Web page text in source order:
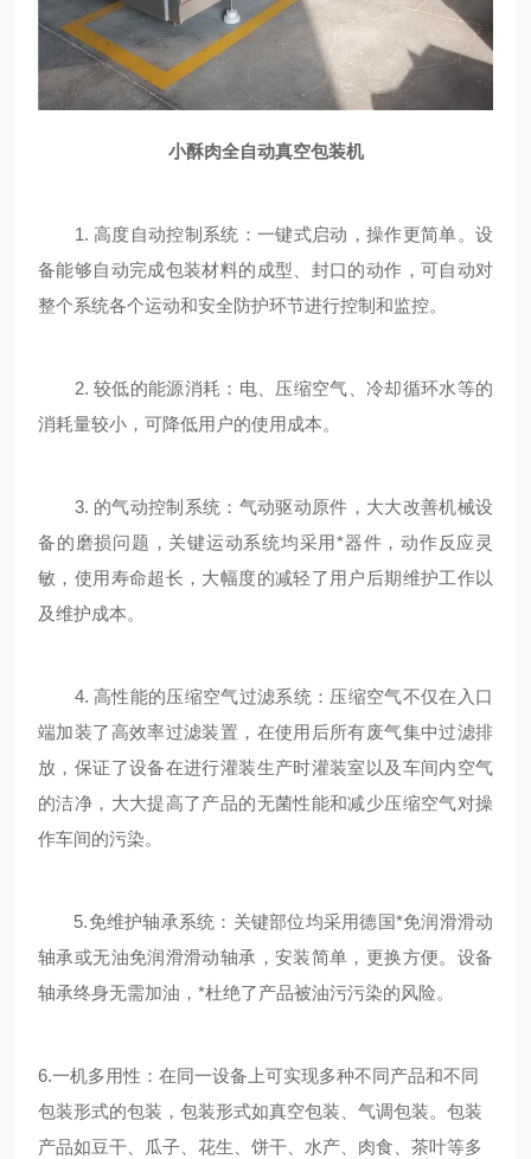
小酥肉全自动真空包装机
1. 高度自动控制系统：一键式启动，操作更简单。设
备能够自动完成包装材料的成型、封口的动作，可自动对
整个系统各个运动和安全防护环节进行控制和监控。
2. 较低的能源消耗：电、压缩空气、冷却循环水等的
消耗量较小，可降低用户的使用成本。
3. 的气动控制系统：气动驱动原件，大大改善机械设
备的磨损问题，关键运动系统均采用*器件，动作反应灵
敏，使用寿命超长，大幅度的减轻了用户后期维护工作以
及维护成本。
4. 高性能的压缩空气过滤系统：压缩空气不仅在入口
端加装了高效率过滤装置，在使用后所有废气集中过滤排
放，保证了设备在进行灌装生产时灌装室以及车间内空气
的洁净，大大提高了产品的无菌性能和减少压缩空气对操
作车间的污染。
5.免维护轴承系统：关键部位均采用德国*免润滑滑动
轴承或无油免润滑滑动轴承，安装简单，更换方便。设备
轴承终身无需加油，*杜绝了产品被油污污染的风险。
6.一机多用性：在同一设备上可实现多种不同产品和不同
包装形式的包装，包装形式如真空包装、气调包装。包装
产品如豆干、瓜子、花生、饼干、水产、肉食、茶叶等多